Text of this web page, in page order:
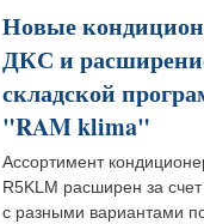
Новые
ДКС и
складской
"RAM klima"
Ассортимент
R5KLM расширен за
с разными вариантами